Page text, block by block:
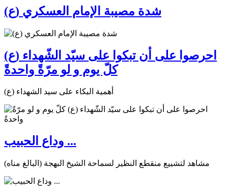
شدة مصيبة الإمام العسكري (ع)
احرصوا على أن تبكوا على سيّد الشّهداء (ع)
كلّ يوم و لو مرّةً واحدةً
أهمية البكاء على سيد الشهداء (ع)
وداع الحبيب ...
مشاهد لتشييع منقطع النظير لسماحة الشيخ البهجة (البالغ مناه)